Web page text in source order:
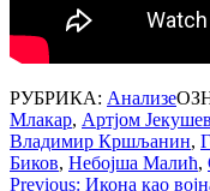
РУБРИКА: Анализе
Млакар, Артјом
Владимир Кршљанин,
Биков, Небојша Малић,
Previous: Икона као